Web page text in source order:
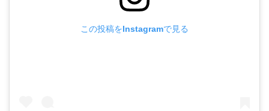
この投稿をInstagramで見る